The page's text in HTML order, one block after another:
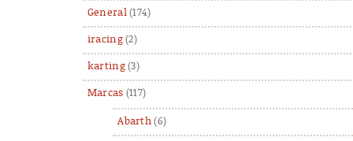
General(174)
iracing(2)
karting(3)
Marcas (117)
Abarth (6)